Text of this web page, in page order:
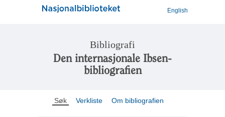
English
Bibliografi
Den internasjonale Ibsen-
bibliografien
Søk Verkliste Om bibliografien